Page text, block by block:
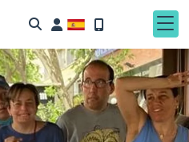
Identifícate